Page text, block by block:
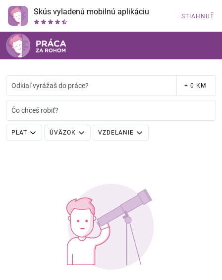
Skús vyladenú mobilnú aplikáciu STIAHNUŤ
Odkiaľ vyrážaš do práce? + 0 KM
Čo chceš robiť?
PLAT ÚVÄZOK VZDELANIE